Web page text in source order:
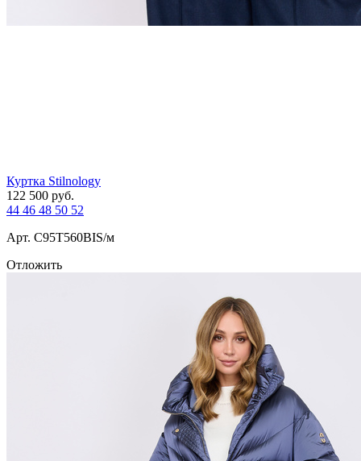
Куртка Stilnology
122 500 руб.
44 46 48 50 52
Арт. С95T560BIS/м
Отложить